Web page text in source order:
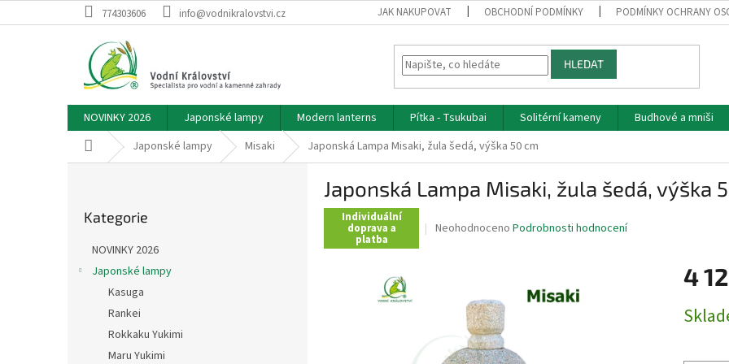
na
774303606 info@vodnikralovstvi.cz JAK NAKUPOVAT OBCHODNÍ PODMÍNKY PODMÍNKY OCHRANY
HLEDAT
NOVINKY 2026 Japonské lampy Modern lanterns Pítka - Tsukubai Solitérní kameny Budhové a mniši
Domů Japonské lampy Misaki Japonská Lampa Misaki, žula šedá, výška 50 cm
kategorie
Kategorie
NOVINKY 2026
Japonské lampy
Kasuga
Rankei
Rokkaku Yukimi
Maru Yukimi
Japonská Lampa Misaki, žula šedá, výška
Individuální
doprava a
platba
Průměrné
hvězdiček.
Neohodnoceno Podrobnosti hodnocení
4
cena: